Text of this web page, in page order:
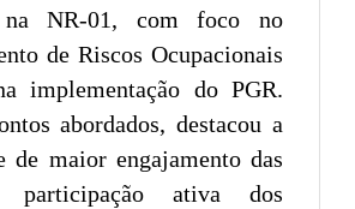
na NR-01, com foco no
de Riscos Ocupacionais
implementação do PGR.
abordados, destacou a
de maior engajamento das
participação ativa dos